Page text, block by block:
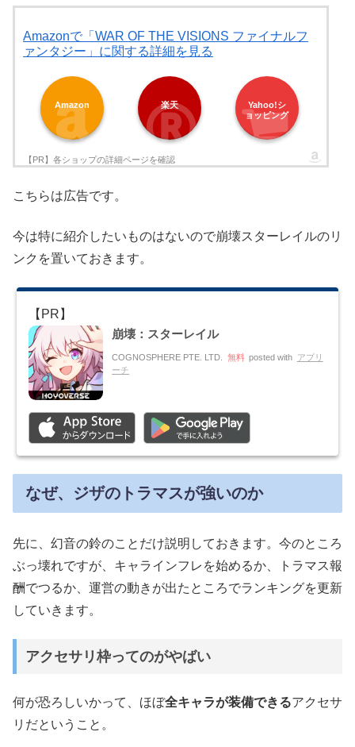
Amazonで「WAR OF THE VISIONS ファイナルフ
ァンタジー」に関する詳細を見る
Amazon 楽天
Yahoo!シ
ョッピング
こちらは広告です。
今は特に紹介したいものはないので崩壊スターレイルのリ
ンクを置いておきます。
崩壊：スターレイル
COGNOSPHERE PTE. LTD. 無料 posted with アプリ
ーチ
なぜ、ジザのトラマスが強いのか
先に、幻音の鈴のことだけ説明しておきます。今のところ
ぶっ壊れですが、キャラインフレを始めるか、トラマス報
酬でつるか、運営の動きが出たところでランキングを更新
していきます。
アクセサリ枠ってのがやばい
何が恐ろしいかって、ほぼ全キャラが装備できるアクセサ
リだということ。